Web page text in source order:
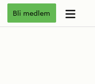
Bli medlem